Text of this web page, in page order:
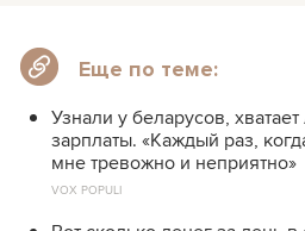
Еще по теме:
Узнали у беларусов,
зарплаты. «Каждый раз,
мне тревожно и неприятно»
VOX POPULI